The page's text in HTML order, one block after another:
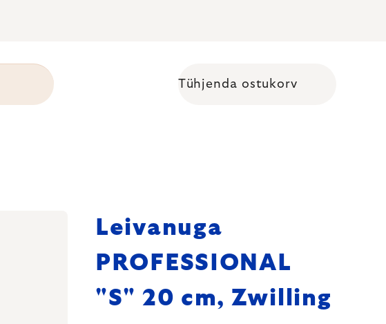
Tühjenda ostukorv
Leivanuga
PROFESSIONAL
"S" 20 cm, Zwilling